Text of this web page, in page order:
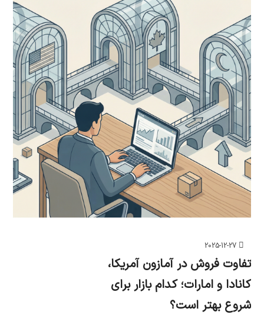
2025-12-27
تفاوت فروش در آمازون آمریکا،
کانادا و امارات؛ کدام بازار برای
شروع بهتر است؟